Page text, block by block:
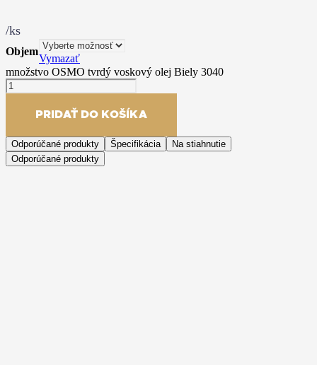
/ks
Objem
Vymazať
množstvo OSMO tvrdý voskový olej Biely 3040
PRIDAŤ DO KOŠÍKA
Odporúčané produkty Špecifikácia
Na stiahnutie
Odporúčané produkty